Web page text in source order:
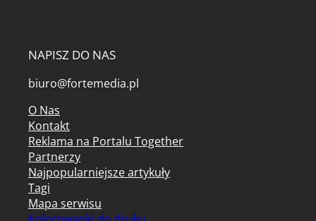
NAPISZ DO NAS
biuro@fortemedia.pl
O Nas
Kontakt
Reklama na Portalu Together
Partnerzy
Najpopularniejsze artykuły
Tagi
Mapa serwisu